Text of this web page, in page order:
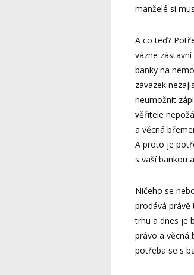
manželé si
A co teď?
vázne
banky na
závazek
neumožnit
věřitele
a věcná
A proto je
s vaší bankou
Ničeho se
prodává
trhu a dnes je
právo a věcná
potřeba se s